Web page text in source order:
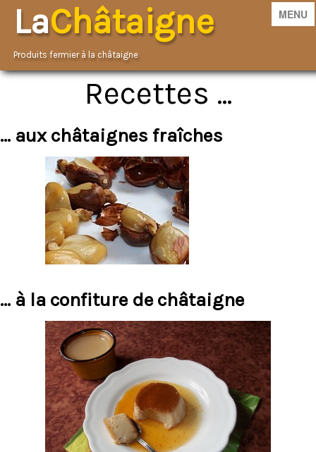
LaChâtaigne
Produits fermier à la châtaigne
MENU
Boutique
Décroissance
Contact
Marrons chauds
Jeux
Nos services▼
Pension chevaux
Recettes ...
... aux châtaignes fraîches
... à la confiture de châtaigne